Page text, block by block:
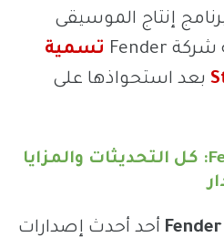
إنتاج الموسيقى
Fender تسمية
بعد استحواذها على
Fender Studio Pro 8.0.2: كل التحديثات والمزايا
أحد أحدث إصدارات